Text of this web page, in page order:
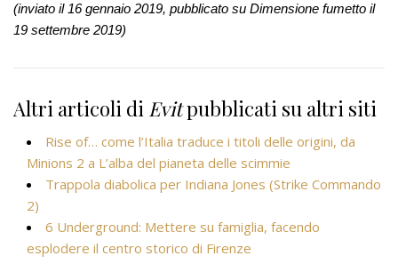
(inviato il 16 gennaio 2019, pubblicato su Dimensione fumetto il
19 settembre 2019)
Altri articoli di Evitpubblicati su altri siti
Rise of… come l’Italia traduce i titoli delle origini, da
Minions 2 a L’alba del pianeta delle scimmie
Trappola diabolica per Indiana Jones (Strike Commando
2)
6 Underground: Mettere su famiglia, facendo
esplodere il centro storico di Firenze